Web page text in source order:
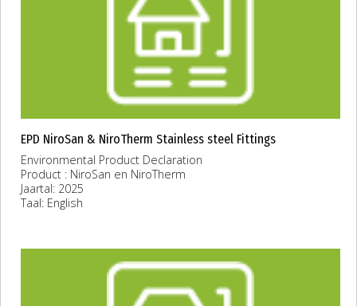
EPD NiroSan & NiroTherm Stainless steel Fittings
Environmental Product Declaration
Product : NiroSan en NiroTherm
Jaartal: 2025
Taal: English